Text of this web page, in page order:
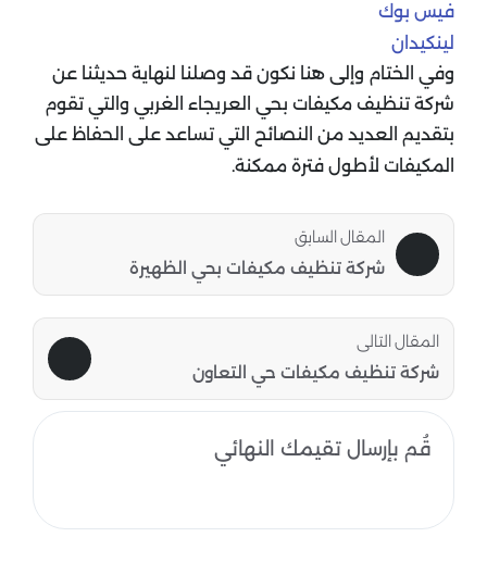
فيس بوك
لينكيدان
وفي الختام وإلى هنا نكون قد وصلنا لنهاية حديثنا عن
شركة تنظيف مكيفات بحي العريجاء الغربي والتي تقوم
بتقديم العديد من النصائح التي تساعد على الحفاظ على
المكيفات لأطول فترة ممكنة.
المقال السابق
شركة تنظيف مكيفات بحي الظهيرة
المقال التالى
شركة تنظيف مكيفات حي التعاون
قُم بإرسال تقيمك النهائي